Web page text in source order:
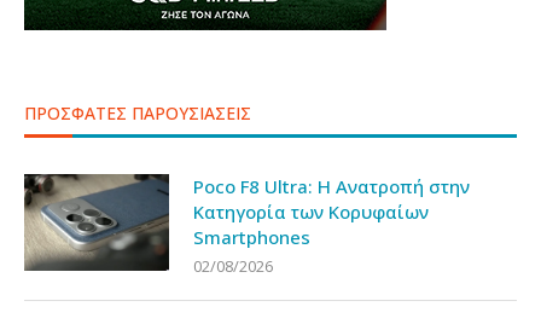
ΠΡΟΣΦΑΤΕΣ ΠΑΡΟΥΣΙΑΣΕΙΣ
Poco F8 Ultra: Η Ανατροπή στην
Κατηγορία των Κορυφαίων
Smartphones
02/08/2026